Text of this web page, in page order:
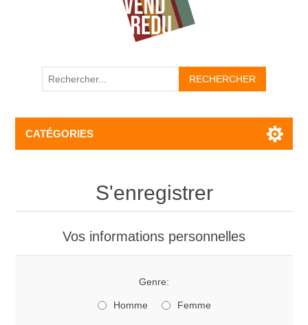
CATÉGORIES
S'enregistrer
Vos informations personnelles
Genre:
Homme Femme